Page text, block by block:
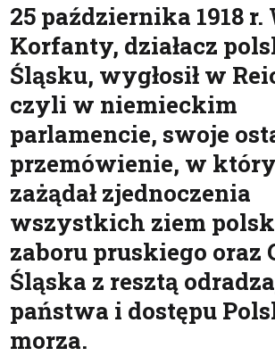
25 października 1918
Korfanty, działacz
Śląsku, wygłosił w
czyli w niemieckim
parlamencie, swoje
przemówienie, w
zażądał zjednoczenia
wszystkich ziem
zaboru pruskiego oraz
Śląska z resztą
państwa i dostępu
morza.